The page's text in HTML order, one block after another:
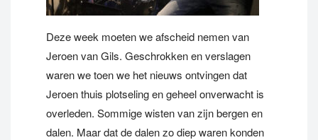
Deze week moeten we afscheid nemen van
Jeroen van Gils. Geschrokken en verslagen
waren we toen we het nieuws ontvingen dat
Jeroen thuis plotseling en geheel onverwacht is
overleden. Sommige wisten van zijn bergen en
dalen. Maar dat de dalen zo diep waren konden